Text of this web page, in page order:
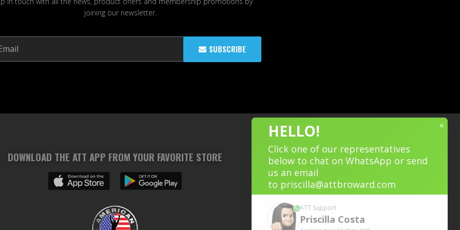
joining our newsletter.
SUBSCRIBE
DOWNLOAD THE ATT APP FROM YOUR FAVORITE STORE
×
HELLO!
Click one of our representatives
below to chat on WhatsApp or send
us an email
to priscilla@attbroward.com
ATT Support
Priscilla Costa